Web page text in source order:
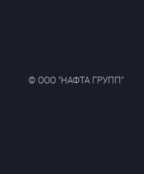
© ООО "НАФТА ГРУПП"